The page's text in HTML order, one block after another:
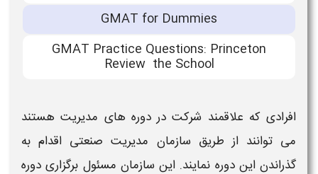
GMAT for Dummies
GMAT Practice Questions: Princeton
Review the School
افرادی که علاقمند شرکت در دوره های مدیریت هستند
می توانند از طریق سازمان مدیریت صنعتی اقدام به
گذراندن این دوره نمایند. این سازمان مسئول برگزاری دوره